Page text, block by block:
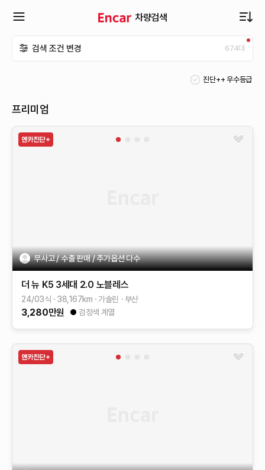
차량검색
뉴
검색 조건 변경 674대
진단++ 우수등급
프리미엄
무사고 / 수출 판매 / 추가옵션 다수
더 뉴 K5 3세대 2.0 노블레스
24/03식 38,167km 가솔린 부산
3,280만원 검정색 계열